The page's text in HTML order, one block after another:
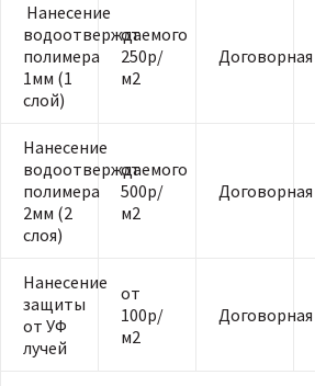
Нанесение
водоотверждаемого
полимера
1мм (1
слой)
от
250р/
м2
Договорная
Нанесение
водоотверждаемого
полимера
2мм (2
слоя)
от
500р/
м2
Договорная
Нанесение
защиты
от УФ
лучей
от
100р/
м2
Договорная